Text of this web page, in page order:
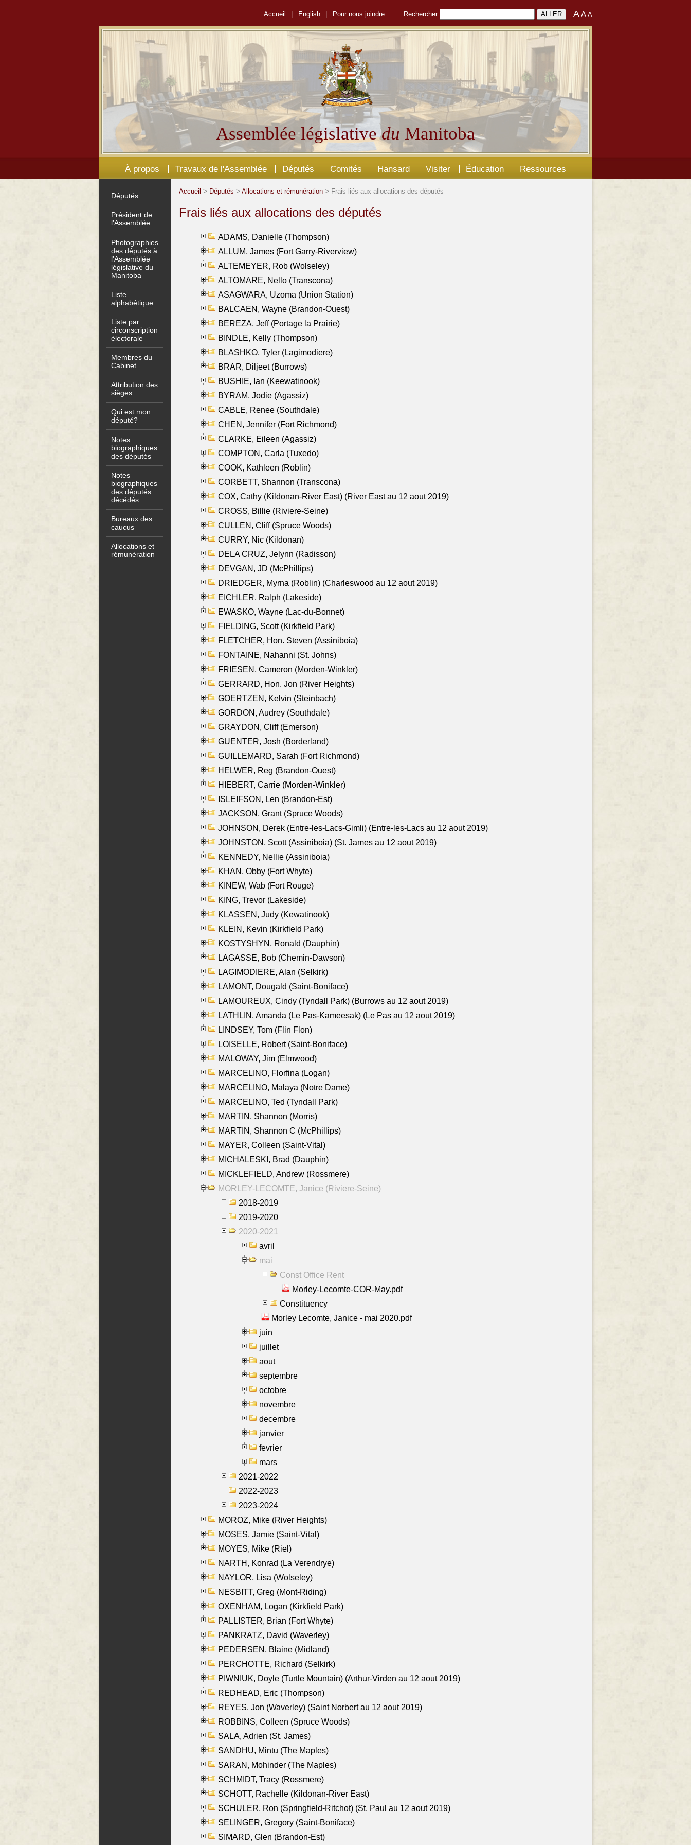
Accueil English Pour nous joindre Rechercher AA A
Assemblée législativedu Manitoba
À propos Travaux de l'Assemblée Députés Comités Hansard Visiter Éducation Ressources
Députés
Président de
l'Assemblée
Photographies
des députés à
l'Assemblée
législative du
Manitoba
Liste
alphabétique
Liste par
circonscription
électorale
Membres du
Cabinet
Attribution des
sièges
Qui est mon
député?
Notes
biographiques
des députés
Notes
biographiques
des députés
décédés
Bureaux des
caucus
Allocations et
rémunération
Accueil > Députés > Allocations et rémunération > Frais liés aux allocations des députés
Frais liés aux allocations des députés
ADAMS, Danielle (Thompson)
ALLUM, James (Fort Garry-Riverview)
ALTEMEYER, Rob (Wolseley)
ALTOMARE, Nello (Transcona)
ASAGWARA, Uzoma (Union Station)
BALCAEN, Wayne (Brandon-Ouest)
BEREZA, Jeff (Portage la Prairie)
BINDLE, Kelly (Thompson)
BLASHKO, Tyler (Lagimodiere)
BRAR, Diljeet (Burrows)
BUSHIE, Ian (Keewatinook)
BYRAM, Jodie (Agassiz)
CABLE, Renee (Southdale)
CHEN, Jennifer (Fort Richmond)
CLARKE, Eileen (Agassiz)
COMPTON, Carla (Tuxedo)
COOK, Kathleen (Roblin)
CORBETT, Shannon (Transcona)
COX, Cathy (Kildonan-River East) (River East au 12 aout 2019)
CROSS, Billie (Riviere-Seine)
CULLEN, Cliff (Spruce Woods)
CURRY, Nic (Kildonan)
DELA CRUZ, Jelynn (Radisson)
DEVGAN, JD (McPhillips)
DRIEDGER, Myrna (Roblin) (Charleswood au 12 aout 2019)
EICHLER, Ralph (Lakeside)
EWASKO, Wayne (Lac-du-Bonnet)
FIELDING, Scott (Kirkfield Park)
FLETCHER, Hon. Steven (Assiniboia)
FONTAINE, Nahanni (St. Johns)
FRIESEN, Cameron (Morden-Winkler)
GERRARD, Hon. Jon (River Heights)
GOERTZEN, Kelvin (Steinbach)
GORDON, Audrey (Southdale)
GRAYDON, Cliff (Emerson)
GUENTER, Josh (Borderland)
GUILLEMARD, Sarah (Fort Richmond)
HELWER, Reg (Brandon-Ouest)
HIEBERT, Carrie (Morden-Winkler)
ISLEIFSON, Len (Brandon-Est)
JACKSON, Grant (Spruce Woods)
JOHNSON, Derek (Entre-les-Lacs-Gimli) (Entre-les-Lacs au 12 aout 2019)
JOHNSTON, Scott (Assiniboia) (St. James au 12 aout 2019)
KENNEDY, Nellie (Assiniboia)
KHAN, Obby (Fort Whyte)
KINEW, Wab (Fort Rouge)
KING, Trevor (Lakeside)
KLASSEN, Judy (Kewatinook)
KLEIN, Kevin (Kirkfield Park)
KOSTYSHYN, Ronald (Dauphin)
LAGASSE, Bob (Chemin-Dawson)
LAGIMODIERE, Alan (Selkirk)
LAMONT, Dougald (Saint-Boniface)
LAMOUREUX, Cindy (Tyndall Park) (Burrows au 12 aout 2019)
LATHLIN, Amanda (Le Pas-Kameesak) (Le Pas au 12 aout 2019)
LINDSEY, Tom (Flin Flon)
LOISELLE, Robert (Saint-Boniface)
MALOWAY, Jim (Elmwood)
MARCELINO, Florfina (Logan)
MARCELINO, Malaya (Notre Dame)
MARCELINO, Ted (Tyndall Park)
MARTIN, Shannon (Morris)
MARTIN, Shannon C (McPhillips)
MAYER, Colleen (Saint-Vital)
MICHALESKI, Brad (Dauphin)
MICKLEFIELD, Andrew (Rossmere)
MORLEY-LECOMTE, Janice (Riviere-Seine)
2018-2019
2019-2020
2020-2021
avril
mai
Const Office Rent
Morley-Lecomte-COR-May.pdf
Constituency
Morley Lecomte, Janice - mai 2020.pdf
juin
juillet
aout
septembre
octobre
novembre
decembre
janvier
fevrier
mars
2021-2022
2022-2023
2023-2024
MOROZ, Mike (River Heights)
MOSES, Jamie (Saint-Vital)
MOYES, Mike (Riel)
NARTH, Konrad (La Verendrye)
NAYLOR, Lisa (Wolseley)
NESBITT, Greg (Mont-Riding)
OXENHAM, Logan (Kirkfield Park)
PALLISTER, Brian (Fort Whyte)
PANKRATZ, David (Waverley)
PEDERSEN, Blaine (Midland)
PERCHOTTE, Richard (Selkirk)
PIWNIUK, Doyle (Turtle Mountain) (Arthur-Virden au 12 aout 2019)
REDHEAD, Eric (Thompson)
REYES, Jon (Waverley) (Saint Norbert au 12 aout 2019)
ROBBINS, Colleen (Spruce Woods)
SALA, Adrien (St. James)
SANDHU, Mintu (The Maples)
SARAN, Mohinder (The Maples)
SCHMIDT, Tracy (Rossmere)
SCHOTT, Rachelle (Kildonan-River East)
SCHULER, Ron (Springfield-Ritchot) (St. Paul au 12 aout 2019)
SELINGER, Gregory (Saint-Boniface)
SIMARD, Glen (Brandon-Est)